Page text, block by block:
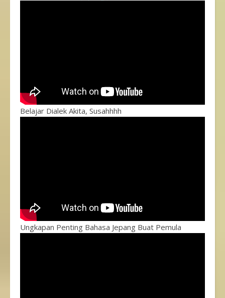
Belajar Dialek Akita, Susahhhh
Ungkapan Penting Bahasa Jepang Buat Pemula